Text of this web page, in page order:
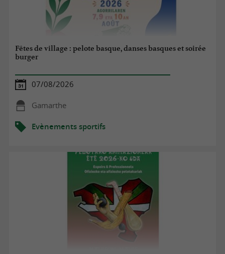
Fêtes de village : pelote basque, danses basques et soirée
burger
07/08/2026
Gamarthe
Evènements sportifs